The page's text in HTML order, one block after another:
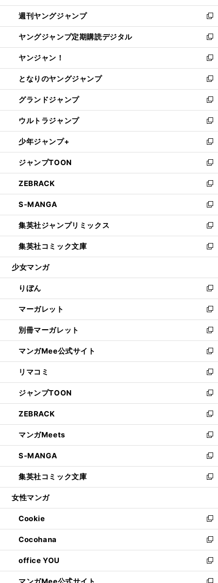
開
く
ウ
で
開
く
ン
ド
ウ
で
開
く
ウ
ィ
ン
ド
ウ
で
開
く
週刊ヤングジャンプ
新
し
い
ウ
ィ
ン
ド
ウ
で
開
く
ヤングジャンプ定期購読デジタル
新
し
い
ウ
ィ
ン
ド
ウ
で
開
く
ヤンジャン！
新
し
い
ウ
ィ
ン
ド
ウ
で
開
く
となりのヤングジャンプ
新
し
い
ウ
ィ
ン
ド
ウ
で
開
く
グランドジャンプ
新
し
い
ウ
ィ
ン
ド
ウ
で
開
く
ウルトラジャンプ
新
し
い
ウ
ィ
ン
ド
ウ
で
開
く
少年ジャンプ+
新
し
い
ウ
ィ
ン
ド
ウ
で
開
く
ジャンプTOON
新
し
い
ウ
ィ
ン
ド
ウ
で
開
ZEBRACK
新
し
い
ウ
ィ
ン
ド
ウ
開
く
S-MANGA
新
し
い
ウ
ィ
ン
ウ
で
開
く
集英社ジャンプリミックス
新
し
い
ウ
ン
ド
ウ
で
開
く
集英社コミック文庫
新
し
ウ
ィ
ン
ド
ウ
で
開
く
少女マンガ
りぼん
新
し
い
ウ
ィ
ン
ド
ウ
で
開
く
マーガレット
新
し
い
ウ
ィ
ン
ド
ウ
で
開
く
別冊マーガレット
新
し
い
ウ
ィ
ン
ド
ウ
で
開
く
マンガMee公式サイト
新
し
い
ウ
ィ
ン
ド
ウ
で
開
く
リマコミ
新
し
い
ウ
ィ
ン
ド
ウ
で
開
く
ジャンプTOON
新
し
い
ウ
ィ
ン
ド
ウ
で
開
ZEBRACK
新
し
い
ウ
ィ
ン
ド
ウ
開
く
マンガMeets
新
し
い
ウ
ィ
ン
ウ
で
開
く
S-MANGA
新
し
い
ウ
ン
ド
ウ
で
開
く
集英社コミック文庫
新
し
ウ
ィ
ン
ド
ウ
で
開
く
女性マンガ
Cookie
新
し
い
ウ
ィ
ン
Cocohana
新
し
い
ウ
office YOU
新
し
マンガMee公式サイト